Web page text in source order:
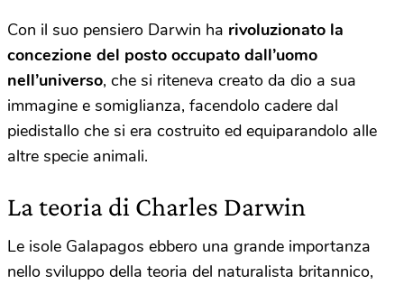
Con il suo pensiero Darwin ha rivoluzionato la
concezione del posto occupato dall’uomo
nell’universo, che si riteneva creato da dio a sua
immagine e somiglianza, facendolo cadere dal
piedistallo che si era costruito ed equiparandolo alle
altre specie animali.
La teoria di Charles Darwin
Le isole Galapagos ebbero una grande importanza
nello sviluppo della teoria del naturalista britannico,